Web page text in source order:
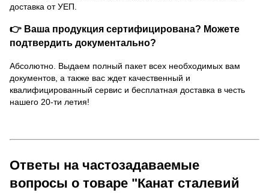
доставка от УЕП.
👉 Ваша продукция сертифицирована? Можете
подтвердить документально?
Абсолютно. Выдаем полный пакет всех необходимых вам
документов, а также вас ждет качественный и
квалифицированный сервис и бесплатная доставка в честь
нашего 20-ти летия!
Ответы на частозадаваемые
вопросы о товаре "Канат сталевий